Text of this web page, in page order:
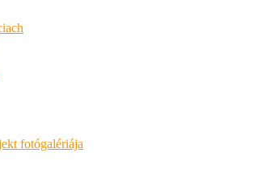
fotógalériája